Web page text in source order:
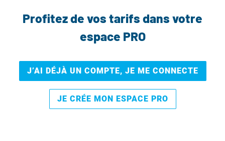
Profitez de vos tarifs dans votre
espace PRO
J’AI DÉJÀ UN COMPTE, JE ME CONNECTE
JE CRÉE MON ESPACE PRO